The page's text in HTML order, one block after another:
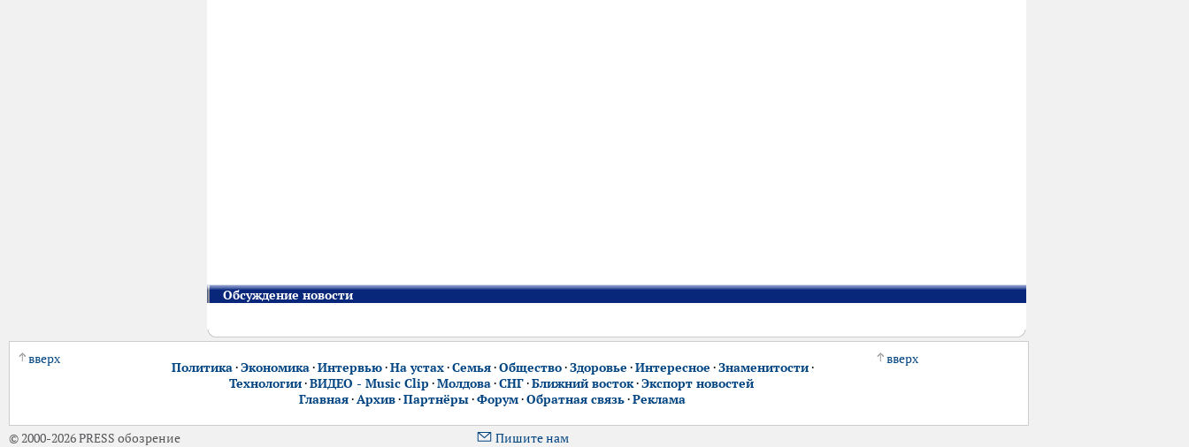
Обсуждение новости
вверх
Политика·Экономика·Интервью·На устах·Семья·Общество·Здоровье ·Интересное ·Знаменитости·
Технологии·ВИДЕО - Music Clip ·Молдова·СНГ·Ближний восток·Экспорт новостей
Главная·Архив·Партнёры·Форум·Обратная связь·Реклама
вверх
© 2000-2026 PRESS обозрение Пишите нам